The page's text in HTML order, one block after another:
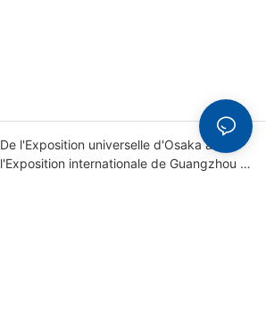
De l'Exposition universelle d'Osaka à
l'Exposition internationale de Guangzhou :